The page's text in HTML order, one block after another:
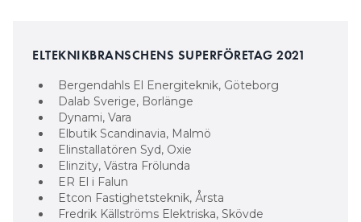
ELTEKNIKBRANSCHENS SUPERFÖRETAG 2021
Bergendahls El Energiteknik, Göteborg
Dalab Sverige, Borlänge
Dynami, Vara
Elbutik Scandinavia, Malmö
Elinstallatören Syd, Oxie
Elinzity, Västra Frölunda
ER El i Falun
Etcon Fastighetsteknik, Årsta
Fredrik Källströms Elektriska, Skövde